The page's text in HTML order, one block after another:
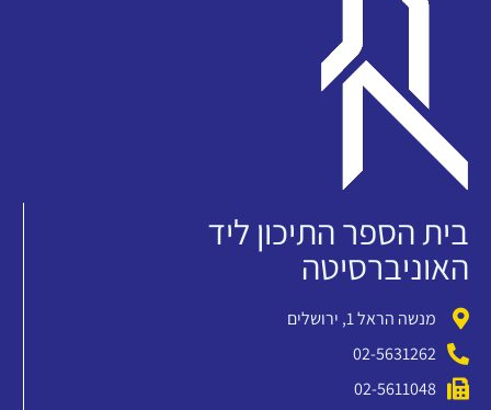
בית הספר התיכון ליד
האוניברסיטה
מנשה הראל 1, ירושלים
02-5631262
02-5611048